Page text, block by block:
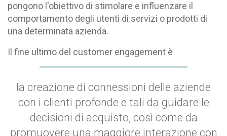
pongono l'obiettivo di stimolare e influenzare il
comportamento degli utenti di servizi o prodotti di
una determinata azienda.
Il fine ultimo del customer engagement è
la creazione di connessioni delle aziende
con i clienti profonde e tali da guidare le
decisioni di acquisto, così come da
promuovere una maggiore interazione con